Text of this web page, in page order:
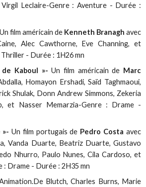
Leclaire-Genre : Aventure - Durée :
film américain de Kenneth Branagh avec
Alec Cawthorne, Eve Channing, et
- Durée : 1H26 mn
Kaboul »- Un film américain de Marc
Homayon Ershadi, Saïd Taghmaoui,
Shulak, Donn Andrew Simmons, Zekeria
et Nasser Memarzia-Genre : Drame -
»- Un film portugais de Pedro Costa avec
Vanda Duarte, Beatriz Duarte, Gustavo
Nhurro, Paulo Nunes, Cila Cardoso, et
: Drame - Durée : 2H35 mn
Blutch, Charles Burns, Marie